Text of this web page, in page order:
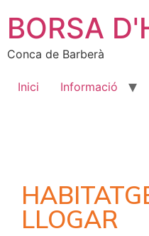
BORSA
Conca de Barberà
Inici Informació
LLOGAR